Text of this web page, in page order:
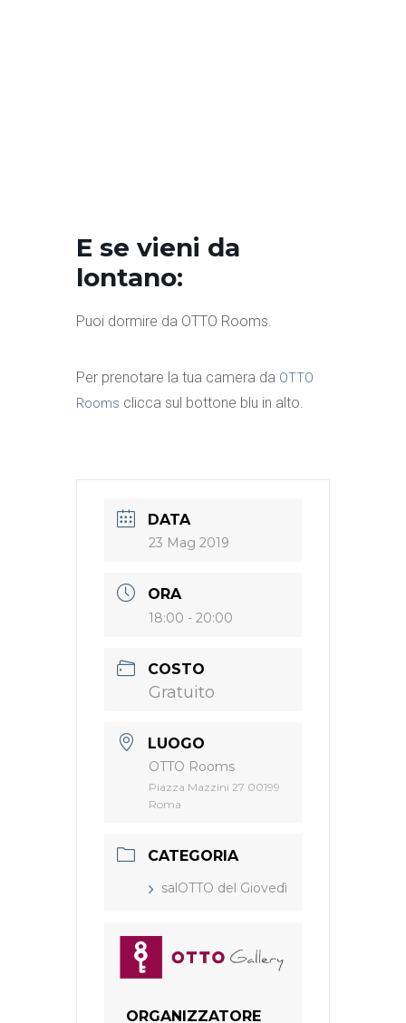
E se vieni da
lontano:
Puoi dormire da OTTO Rooms.
Per prenotare la tua camera da OTTO
Rooms clicca sul bottone blu in alto.
DATA
23 Mag 2019
ORA
18:00 - 20:00
COSTO
Gratuito
LUOGO
OTTO Rooms
Piazza Mazzini 27 00199
Roma
CATEGORIA
salOTTO del Giovedì
ORGANIZZATORE